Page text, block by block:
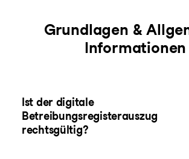
Grundlagen &
Informationen
Ist der digitale
Betreibungsregisterauszug
rechtsgültig?